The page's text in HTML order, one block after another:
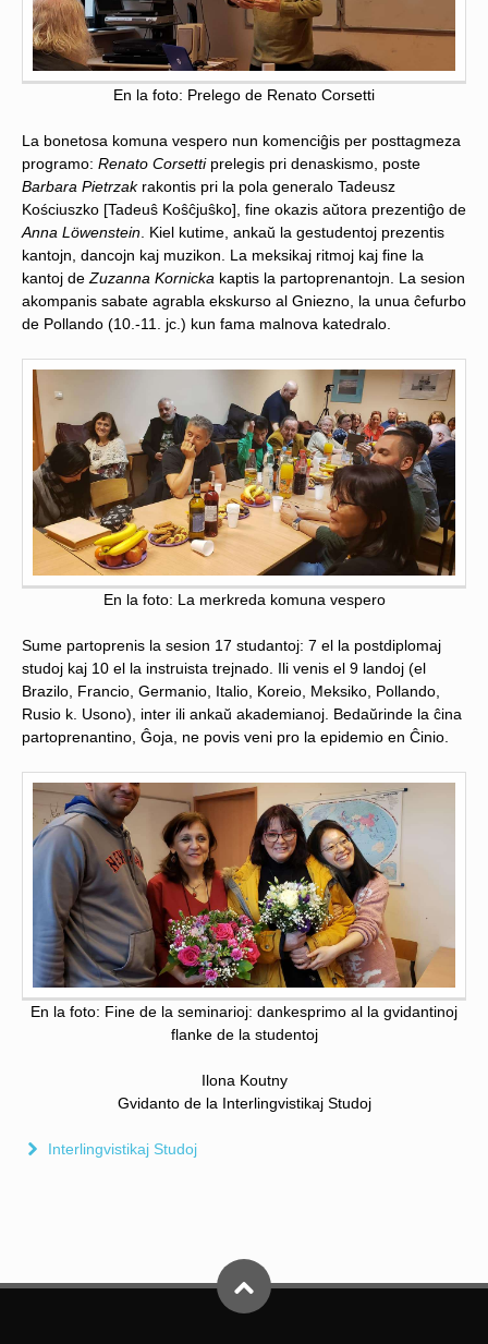
En la foto: Prelego de Renato Corsetti
La bonetosa komuna vespero nun komenciĝis per posttagmeza
programo: Renato Corsettiprelegis pri denaskismo, poste
Barbara Pietrzakrakontis pri la pola generalo Tadeusz
Kościuszko [Tadeuŝ Koŝĉjuŝko], fine okazis aŭtora prezentiĝo de
Anna Löwenstein . Kiel kutime, ankaŭ la gestudentoj prezentis
kantojn, dancojn kaj muzikon. La meksikaj ritmoj kaj fine la
kantoj de Zuzanna Kornicka kaptis la partoprenantojn. La sesion
akompanis sabate agrabla ekskurso al Gniezno, la unua ĉefurbo
de Pollando (10.-11. jc.) kun fama malnova katedralo.
En la foto: La merkreda komuna vespero
Sume partoprenis la sesion 17 studantoj: 7 el la postdiplomaj
studoj kaj 10 el la instruista trejnado. Ili venis el 9 landoj (el
Brazilo, Francio, Germanio, Italio, Koreio, Meksiko, Pollando,
Rusio k. Usono), inter ili ankaŭ akademianoj. Bedaŭrinde la ĉina
partoprenantino, Ĝoja, ne povis veni pro la epidemio en Ĉinio.
En la foto: Fine de la seminarioj: dankesprimo al la gvidantinoj
flanke de la studentoj
Ilona Koutny
Gvidanto de la Interlingvistikaj Studoj
Interlingvistikaj Studoj